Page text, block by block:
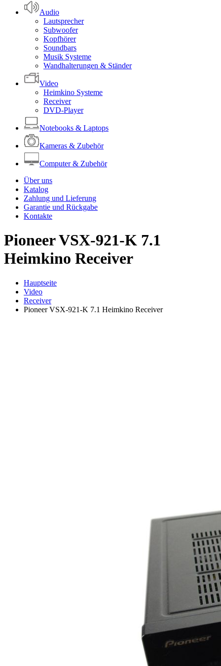
Audio
Lautsprecher
Subwoofer
Kopfhörer
Soundbars
Musik Systeme
Wandhalterungen & Ständer
Video
Heimkino Systeme
Receiver
DVD-Player
Notebooks & Laptops
Kameras & Zubehör
Computer & Zubehör
Über uns
Katalog
Zahlung und Lieferung
Garantie und Rückgabe
Kontakte
Pioneer VSX-921-K 7.1
Heimkino Receiver
Hauptseite
Video
Receiver
Pioneer VSX-921-K 7.1 Heimkino Receiver